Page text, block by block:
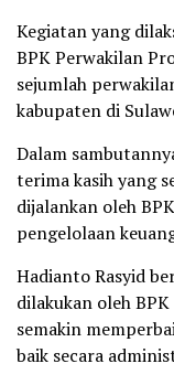
Kegiatan yang
BPK Perwakilan
sejumlah
kabupaten di
Dalam
terima kasih yang
dijalankan oleh
pengelolaan
Hadianto Rasyid
dilakukan oleh
semakin
baik secara